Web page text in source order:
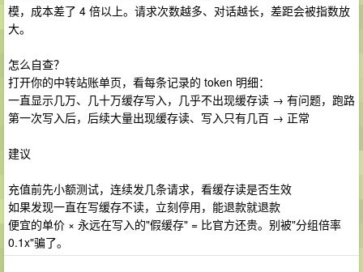
模，成本差了 4 倍以上。请求次数越多、对话越长，差距会被指数放
大。
怎么自查？
打开你的中转站账单页，看每条记录的 token 明细：
一直显示几万、几十万缓存写入，几乎不出现缓存读 → 有问题，跑路
第一次写入后，后续大量出现缓存读、写入只有几百 → 正常
建议
充值前先小额测试，连续发几条请求，看缓存读是否生效
如果发现一直在写缓存不读，立刻停用，能退款就退款
便宜的单价 × 永远在写入的"假缓存" = 比官方还贵。别被"分组倍率
0.1x"骗了。